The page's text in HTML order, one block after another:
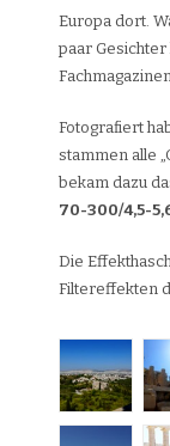
Europa dort.
paar
Fotografiert
stammen alle
bekam dazu
70-300/4,5-
Die
Filtereffekten